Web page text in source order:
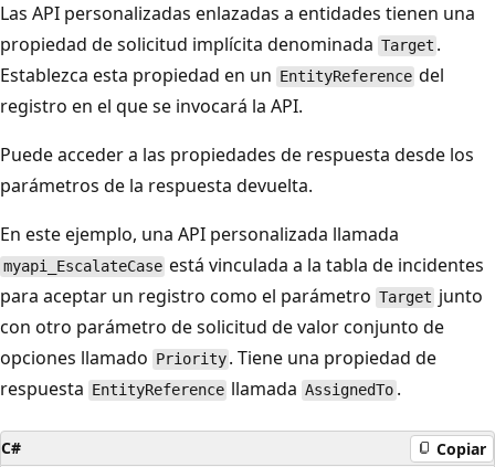
Las API personalizadas enlazadas a entidades tienen una
propiedad de solicitud implícita denominada Target .
Establezca esta propiedad en un EntityReference del
registro en el que se invocará la API.
Puede acceder a las propiedades de respuesta desde los
parámetros de la respuesta devuelta.
En este ejemplo, una API personalizada llamada
myapi_EscalateCase está vinculada a la tabla de incidentes
para aceptar un registro como el parámetro Target junto
con otro parámetro de solicitud de valor conjunto de
opciones llamado Priority . Tiene una propiedad de
respuesta EntityReference llamada AssignedTo .
C# Copiar